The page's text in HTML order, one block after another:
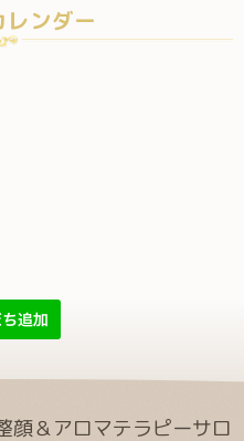
ンダー
＆アロマテラピーサロ